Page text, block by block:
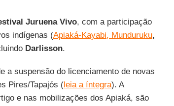
Juruena Vivo, com a participação
indígenas (Apiaká-Kayabi, Munduruku,
Darlisson.
a suspensão do licenciamento de novas
Pires/Tapajós (leia a íntegra). A
e nas mobilizações dos Apiaká, são